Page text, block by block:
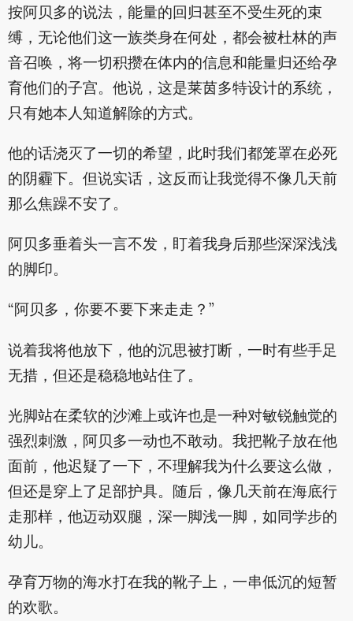
按阿贝多的说法，能量的回归甚至不受生死的束
缚，无论他们这一族类身在何处，都会被杜林的声
音召唤，将一切积攒在体内的信息和能量归还给孕
育他们的子宫。他说，这是莱茵多特设计的系统，
只有她本人知道解除的方式。
他的话浇灭了一切的希望，此时我们都笼罩在必死
的阴霾下。但说实话，这反而让我觉得不像几天前
那么焦躁不安了。
阿贝多垂着头一言不发，盯着我身后那些深深浅浅
的脚印。
“阿贝多，你要不要下来走走？”
说着我将他放下，他的沉思被打断，一时有些手足
无措，但还是稳稳地站住了。
光脚站在柔软的沙滩上或许也是一种对敏锐触觉的
强烈刺激，阿贝多一动也不敢动。我把靴子放在他
面前，他迟疑了一下，不理解我为什么要这么做，
但还是穿上了足部护具。随后，像几天前在海底行
走那样，他迈动双腿，深一脚浅一脚，如同学步的
幼儿。
孕育万物的海水打在我的靴子上，一串低沉的短暂
的欢歌。